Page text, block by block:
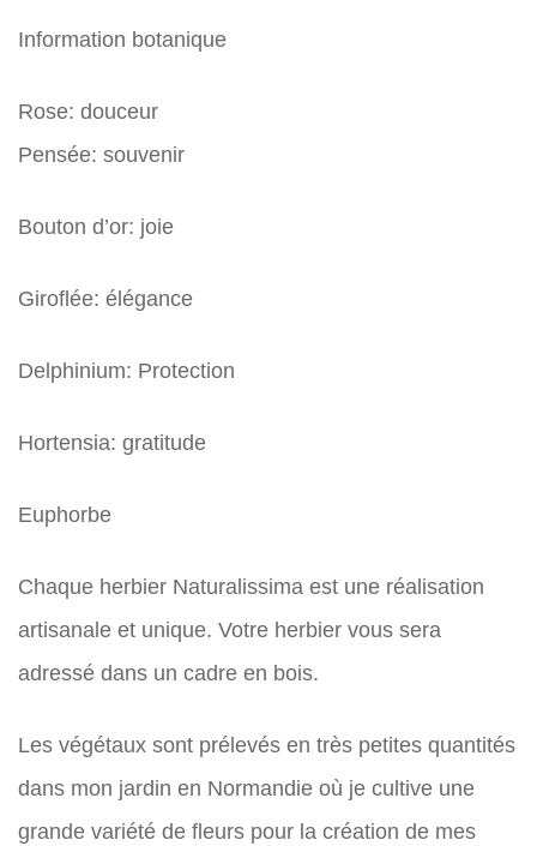
Information botanique
Rose: douceur
Pensée: souvenir
Bouton d’or: joie
Giroflée: élégance
Delphinium: Protection
Hortensia: gratitude
Euphorbe
Chaque herbier Naturalissima est une réalisation
artisanale et unique. Votre herbier vous sera
adressé dans un cadre en bois.
Les végétaux sont prélevés en très petites quantités
dans mon jardin en Normandie où je cultive une
grande variété de fleurs pour la création de mes